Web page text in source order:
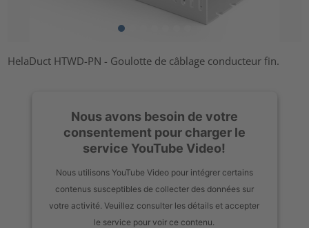
HelaDuct HTWD-PN - Goulotte de câblage conducteur fin.
Nous avons besoin de votre
consentement pour charger le
service YouTube Video!
Nous utilisons YouTube Video pour intégrer certains
contenus susceptibles de collecter des données sur
votre activité. Veuillez consulter les détails et accepter
le service pour voir ce contenu.